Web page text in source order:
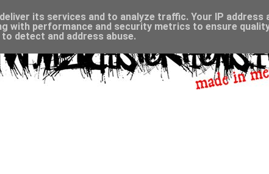
its services and to analyze traffic. Your IP address
with performance and security metrics to ensure
detect and address abuse.